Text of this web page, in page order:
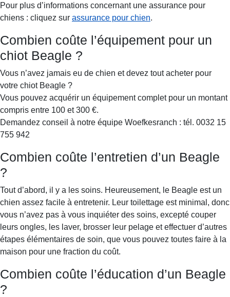
Pour plus d’informations concernant une assurance pour
chiens : cliquez sur assurance pour chien.
Combien coûte l’équipement pour un
chiot Beagle ?
Vous n’avez jamais eu de chien et devez tout acheter pour
votre chiot Beagle ?
Vous pouvez acquérir un équipement complet pour un montant
compris entre 100 et 300 €.
Demandez conseil à notre équipe Woefkesranch : tél. 0032 15
755 942
Combien coûte l’entretien d’un Beagle
?
Tout d’abord, il y a les soins. Heureusement, le Beagle est un
chien assez facile à entretenir. Leur toilettage est minimal, donc
vous n’avez pas à vous inquiéter des soins, excepté couper
leurs ongles, les laver, brosser leur pelage et effectuer d’autres
étapes élémentaires de soin, que vous pouvez toutes faire à la
maison pour une fraction du coût.
Combien coûte l’éducation d’un Beagle
?